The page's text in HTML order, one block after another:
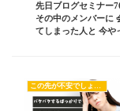
先日ブログセミナー
その中のメンバーに
てしまった人と 今や